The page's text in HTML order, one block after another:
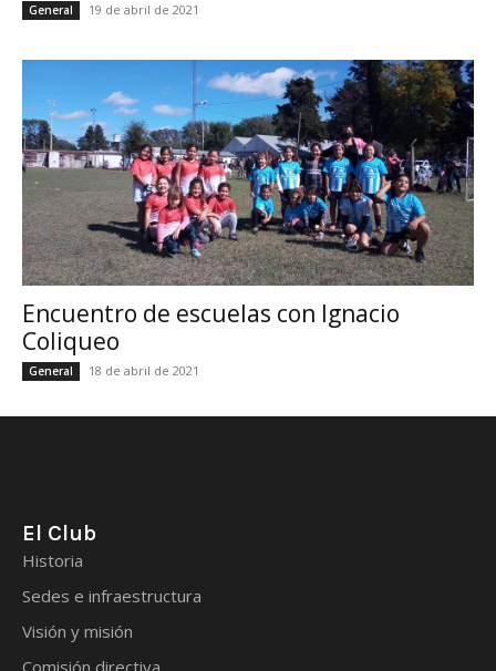
General 19 de abril de 2021
Encuentro de escuelas con Ignacio
Coliqueo
General 18 de abril de 2021
El Club
Historia
Sedes e infraestructura
Visión y misión